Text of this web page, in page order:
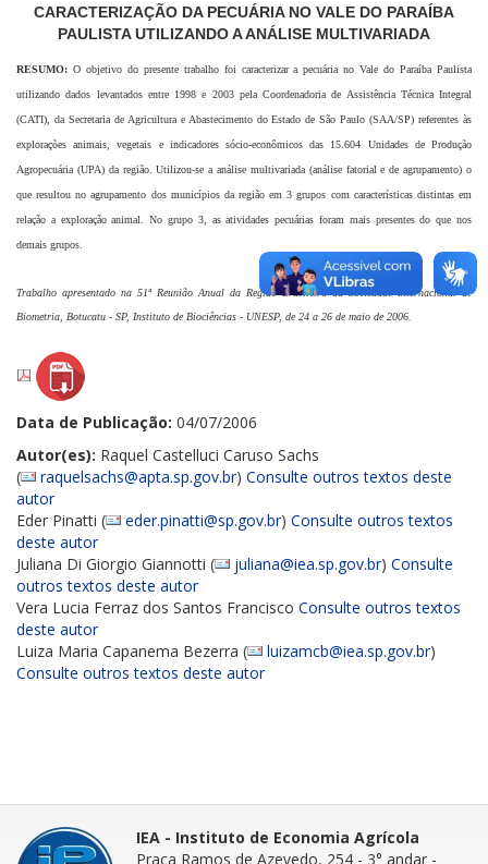
CARACTERIZAÇÃO DA PECUÁRIA NO VALE DO PARAÍBA
PAULISTA UTILIZANDO A ANÁLISE MULTIVARIADA
RESUMO: O objetivo do presente trabalho foi caracterizar a pecuária no Vale do Paraíba Paulista
utilizando dados levantados entre 1998 e 2003 pela Coordenadoria de Assistência Técnica Integral
(CATI), da Secretaria de Agricultura e Abastecimento do Estado de São Paulo (SAA/SP) referentes às
explorações animais, vegetais e indicadores sócio-econômicos das 15.604 Unidades de Produção
Agropecuária (UPA) da região. Utilizou-se a análise multivariada (análise fatorial e de agrupamento) o
que resultou no agrupamento dos municípios da região em 3 grupos com características distintas em
relação a exploração animal. No grupo 3, as atividades pecuárias foram mais presentes do que nos
demais grupos.
Trabalho apresentado na 51ª Reunião Anual da Região Brasileira da Sociedade Internacional de
Biometria, Botucatu - SP, Instituto de Biociências - UNESP, de 24 a 26 de maio de 2006.
Data de Publicação: 04/07/2006
Autor(es): Raquel Castelluci Caruso Sachs
(
raquelsachs@apta.sp.gov.br) Consulte outros textos deste
autor
Eder Pinatti (
eder.pinatti@sp.gov.br) Consulte outros textos
deste autor
Juliana Di Giorgio Giannotti (
juliana@iea.sp.gov.br) Consulte
outros textos deste autor
Vera Lucia Ferraz dos Santos Francisco Consulte outros textos
deste autor
Luiza Maria Capanema Bezerra (
luizamcb@iea.sp.gov.br)
Consulte outros textos deste autor
IEA - Instituto de Economia Agrícola
Praça Ramos de Azevedo, 254 - 3° andar -